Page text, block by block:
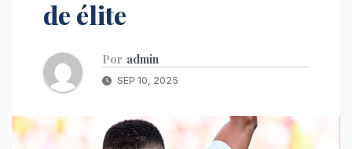
de élite
Por admin
SEP 10, 2025